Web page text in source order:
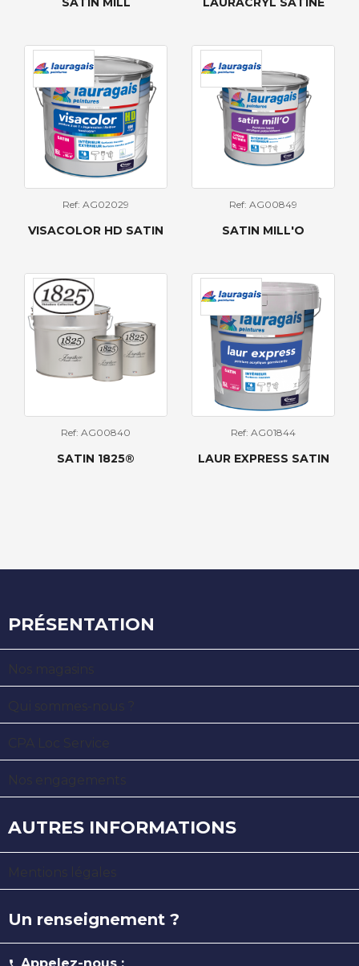
Ref: AG02029
VISACOLOR HD SATIN
Ref: AG00849
SATIN MILL'O
Ref: AG00840
SATIN 1825®
Ref: AG01844
LAUR EXPRESS SATIN
PRÉSENTATION
AUTRES INFORMATIONS
Un renseignement ?